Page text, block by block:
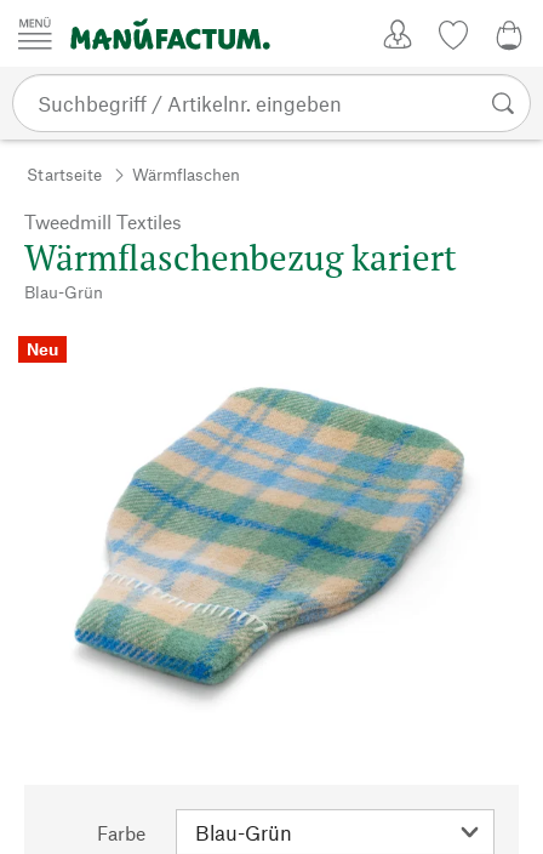
Zum Inhalt springen
Startseite Wärmflaschen
Tweedmill Textiles
Wärmflaschenbezug kariert
Blau-Grün
Neu
Farbe